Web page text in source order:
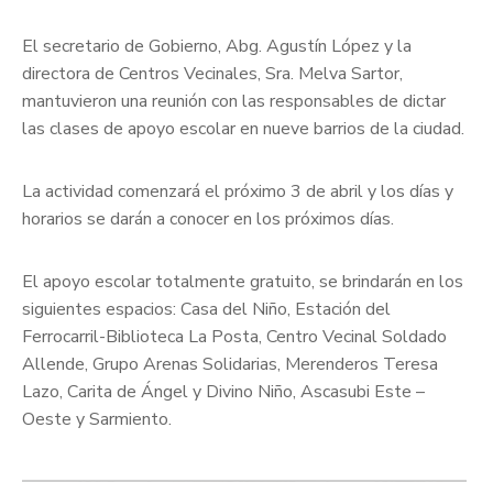
El secretario de Gobierno, Abg. Agustín López y la
directora de Centros Vecinales, Sra. Melva Sartor,
mantuvieron una reunión con las responsables de dictar
las clases de apoyo escolar en nueve barrios de la ciudad.
La actividad comenzará el próximo 3 de abril y los días y
horarios se darán a conocer en los próximos días.
El apoyo escolar totalmente gratuito, se brindarán en los
siguientes espacios: Casa del Niño, Estación del
Ferrocarril-Biblioteca La Posta, Centro Vecinal Soldado
Allende, Grupo Arenas Solidarias, Merenderos Teresa
Lazo, Carita de Ángel y Divino Niño, Ascasubi Este –
Oeste y Sarmiento.